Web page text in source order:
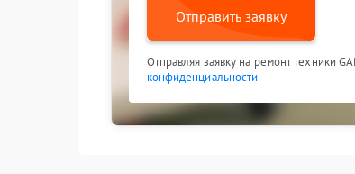
Отправить заявку
Отправляя заявку на ремонт техники
конфиденциальности